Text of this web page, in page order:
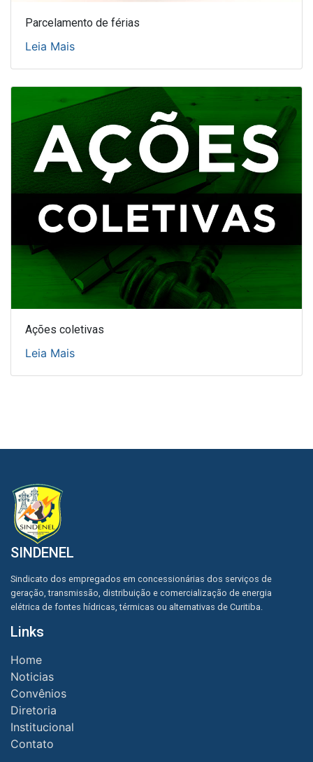
Parcelamento de férias
Leia Mais
Ações coletivas
Leia Mais
SINDENEL
Sindicato dos empregados em concessionárias dos serviços de
geração, transmissão, distribuição e comercialização de energia
elétrica de fontes hídricas, térmicas ou alternativas de Curitiba.
Links
Home
Noticias
Convênios
Diretoria
Institucional
Contato